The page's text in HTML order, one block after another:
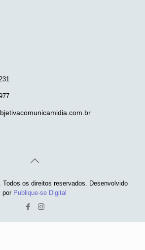
os direitos reservados. Desenvolvido
por Publique-se Digital